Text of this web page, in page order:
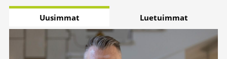
Uusimmat Luetuimmat